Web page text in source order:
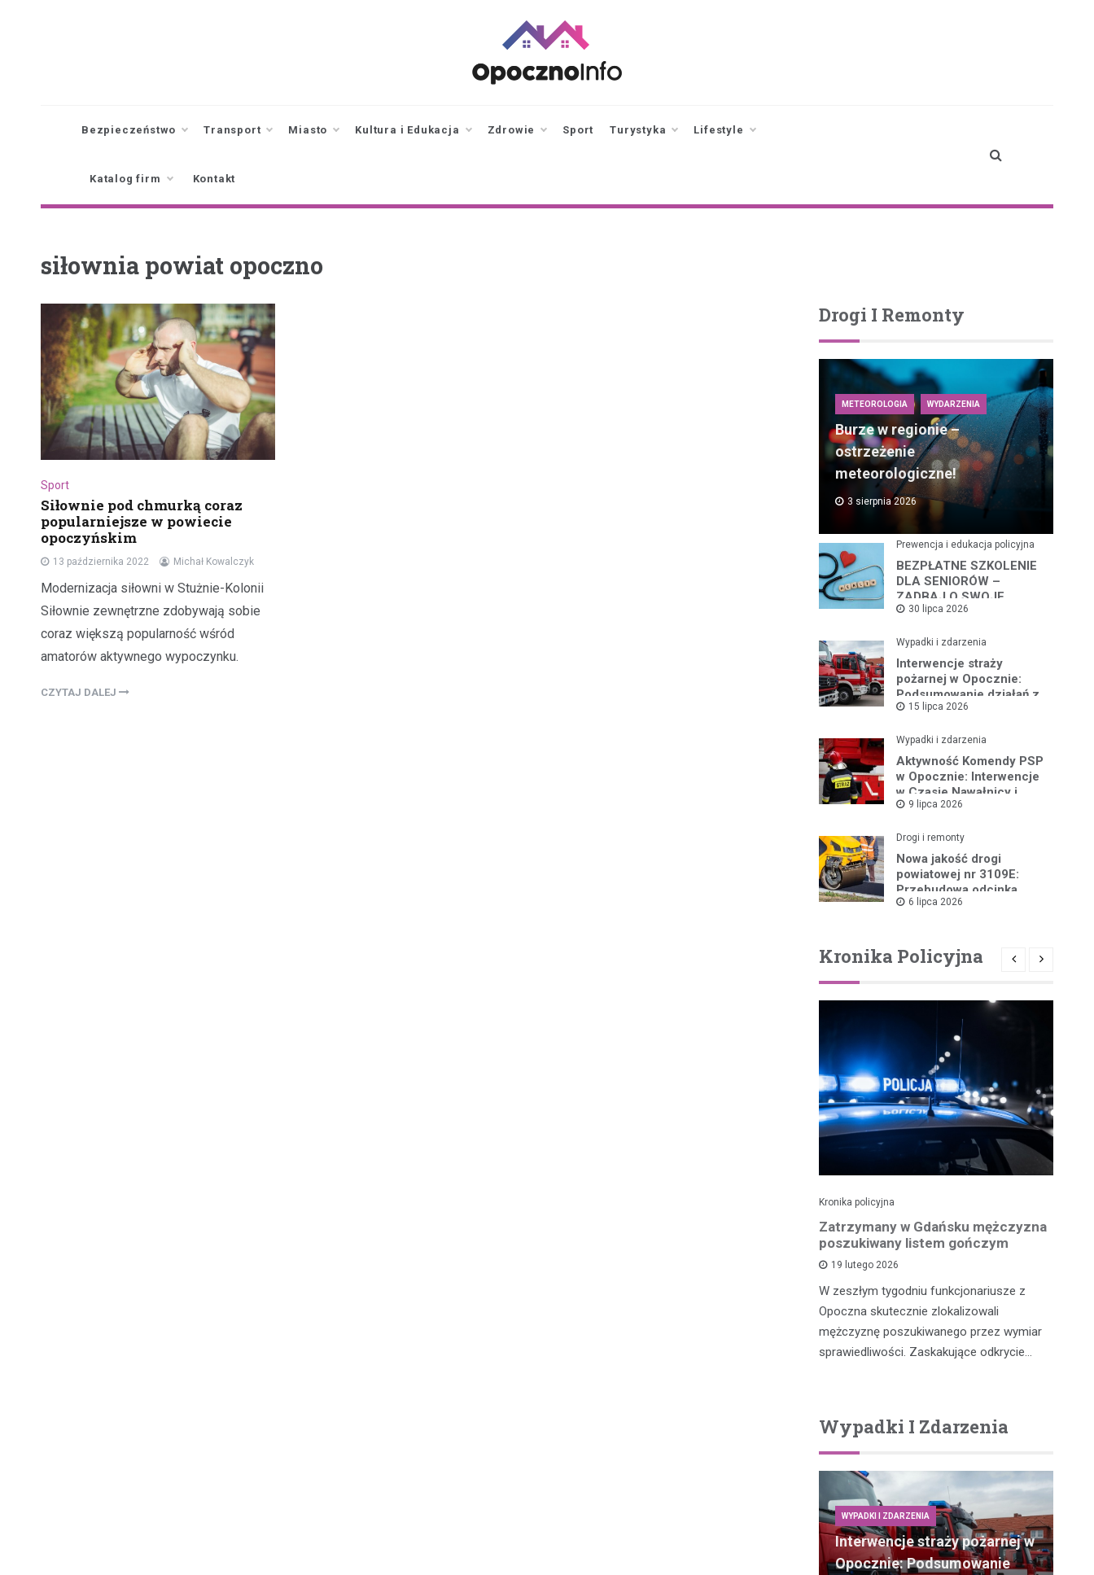
Bezpieczeństwo Transport Miasto Kultura i Edukacja Zdrowie Sport Turystyka Lifestyle
Katalog firm Kontakt
siłownia powiat opoczno
Sport
Siłownie pod chmurką coraz
popularniejsze w powiecie
opoczyńskim
13 października 2022 Michał Kowalczyk
Modernizacja siłowni w Stużnie-Kolonii
Siłownie zewnętrzne zdobywają sobie
coraz większą popularność wśród
amatorów aktywnego wypoczynku.
CZYTAJ DALEJ
Drogi I Remonty
METEOROLOGIA WYDARZENIA
Burze w regionie –
ostrzeżenie
meteorologiczne!
3 sierpnia 2026
Prewencja i edukacja policyjna
BEZPŁATNE SZKOLENIE
DLA SENIORÓW –
ZADBAJ O SWOJE
BEZPIECZEŃSTWO
30 lipca 2026
Wypadki i zdarzenia
Interwencje straży
pożarnej w Opocznie:
Podsumowanie działań z
lipca 2026 roku
15 lipca 2026
Wypadki i zdarzenia
Aktywność Komendy PSP
w Opocznie: Interwencje
w Czasie Nawałnicy i
Pożarów
9 lipca 2026
Drogi i remonty
Nowa jakość drogi
powiatowej nr 3109E:
Przebudowa odcinka
Drzewica – Dąbrówka
6 lipca 2026
Kronika Policyjna
Kronika policyjna
Zatrzymany w Gdańsku mężczyzna
poszukiwany listem gończym
19 lutego 2026
W zeszłym tygodniu funkcjonariusze z
Opoczna skutecznie zlokalizowali
mężczyznę poszukiwanego przez wymiar
sprawiedliwości. Zaskakujące odkrycie…
Wypadki I Zdarzenia
WYPADKI I ZDARZENIA
Interwencje straży pożarnej w
Opocznie: Podsumowanie